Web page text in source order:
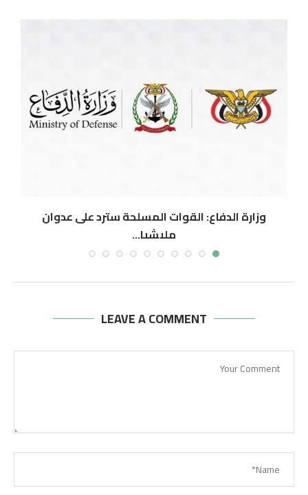
وزارة الدفاع: القوات المسلحة سترد على عدوان
مليشيا...
أغسطس 6, 2026
LEAVE A COMMENT